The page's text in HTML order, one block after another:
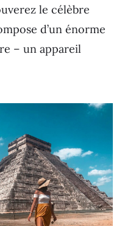
le célèbre
d’un énorme
– un appareil